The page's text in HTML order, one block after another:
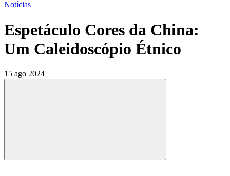
Notícias
Espetáculo Cores da China:
Um Caleidoscópio Étnico
15 ago 2024
Compartilhar